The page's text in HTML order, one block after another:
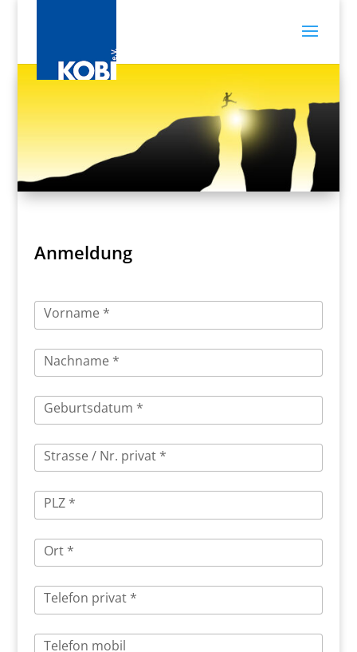
Anmeldung
Vorname *
Nachname *
Geburtsdatum *
Strasse / Nr. privat *
PLZ *
Ort *
Telefon privat *
Telefon mobil